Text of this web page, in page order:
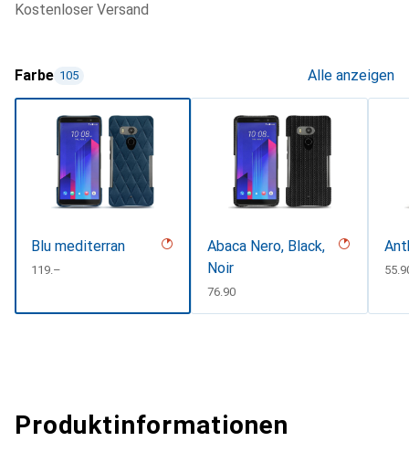
kostenloser Versand
Farbe 105 Alle anzeigen
Blu mediterran
CHF
119.–
Abaca Nero, Black,
Noir
CHF
76.90
CHF
Produktinformationen